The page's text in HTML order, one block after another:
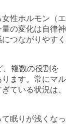
性ホルモン（エ
の変化は自律神
つながりやすく
、複数の役割を
ます。常にマル
ている状況は、
眠りが浅くなっ